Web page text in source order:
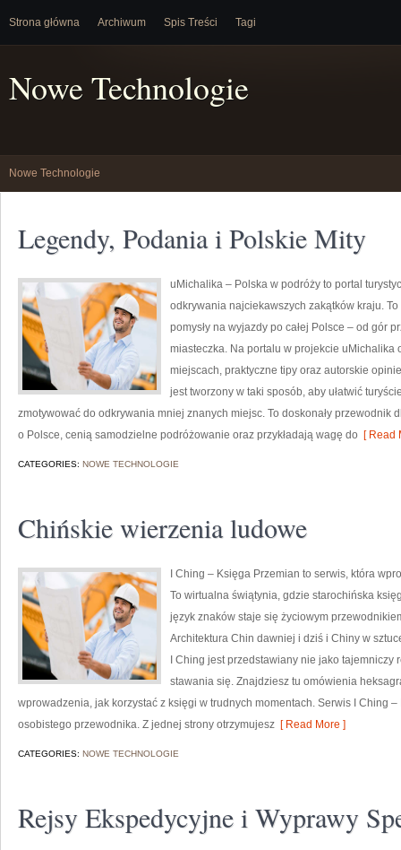
Strona główna Archiwum Spis Treści Tagi
Nowe Technologie
Nowe Technologie
Legendy, Podania i Polskie Mity
uMichalika – Polska w podróży to portal
odkrywania najciekawszych zakątków kraju.
pomysły na wyjazdy po całej Polsce – od gór
miasteczka. Na portalu w projekcie
miejscach, praktyczne tipy oraz autorskie
jest tworzony w taki sposób, aby ułatwić
zmotywować do odkrywania mniej znanych miejsc. To doskonały przewodnik
o Polsce, cenią samodzielne podróżowanie oraz przykładają wagę do [ Read
CATEGORIES: NOWE TECHNOLOGIE
Chińskie wierzenia ludowe
I Ching – Księga Przemian to serwis, która
To wirtualna świątynia, gdzie starochińska
język znaków staje się życiowym
Architektura Chin dawniej i dziś i Chiny w
I Ching jest przedstawiany nie jako
stawania się. Znajdziesz tu omówienia
wprowadzenia, jak korzystać z księgi w trudnych momentach. Serwis I Ching
osobistego przewodnika. Z jednej strony otrzymujesz [ Read More ]
CATEGORIES: NOWE TECHNOLOGIE
Rejsy Ekspedycyjne i Wyprawy